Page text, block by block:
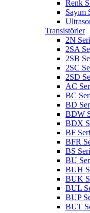
Renk
Sayım
Transistörler
2N
2SA
2SB
2SC
2SD
AC
BC
BD
BDW
BDX
BF
BFR
BS
BU
BUH
BUK
BUL
BUP
BUT